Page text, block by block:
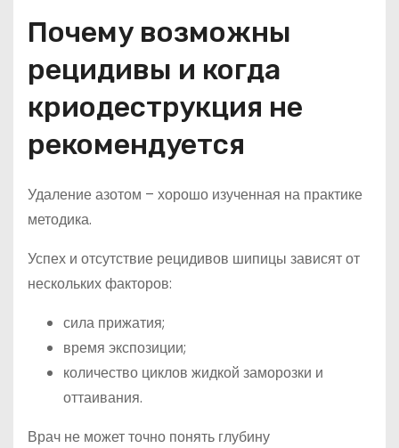
Почему возможны
рецидивы и когда
криодеструкция не
рекомендуется
Удаление азотом – хорошо изученная на практике
методика.
Успех и отсутствие рецидивов шипицы зависят от
нескольких факторов:
сила прижатия;
время экспозиции;
количество циклов жидкой заморозки и
оттаивания.
Врач не может точно понять глубину